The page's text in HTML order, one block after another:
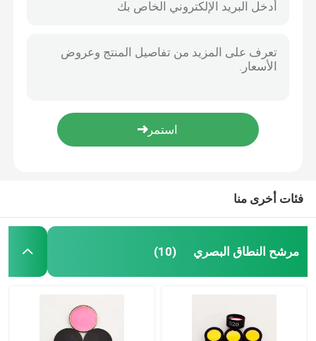
فيلم عاكس عالي
جهاز تقسيم الشعاع البصري
فئات أخرى منا
مرشح النطاق البصري (10)